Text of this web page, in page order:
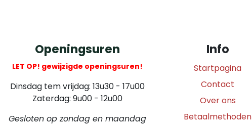
Openingsuren
LET OP! gewijzigde openingsuren!
Dinsdag tem vrijdag: 13u30 - 17u00
Zaterdag: 9u00 - 12u00
Gesloten op zondag en maandag
Info
Startpagina
Contact
Over ons
Betaalmethoden